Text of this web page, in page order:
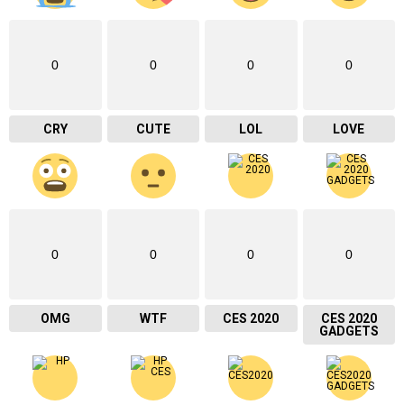
0
CRY
0
CUTE
0
LOL
0
LOVE
0
OMG
0
WTF
0
CES 2020
0
CES 2020
GADGETS